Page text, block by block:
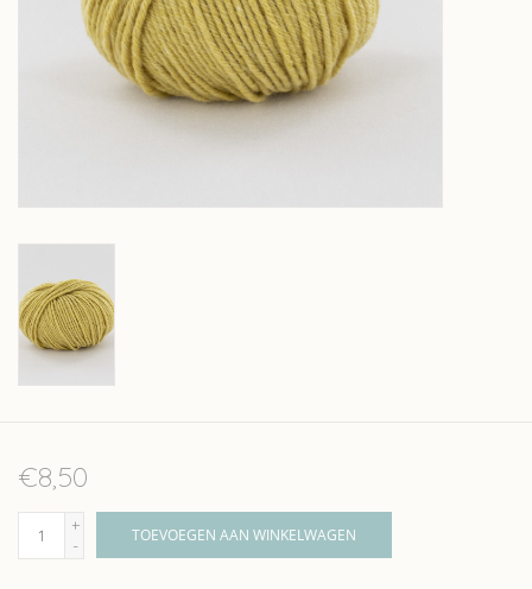
€8,50
+
-
TOEVOEGEN AAN WINKELWAGEN